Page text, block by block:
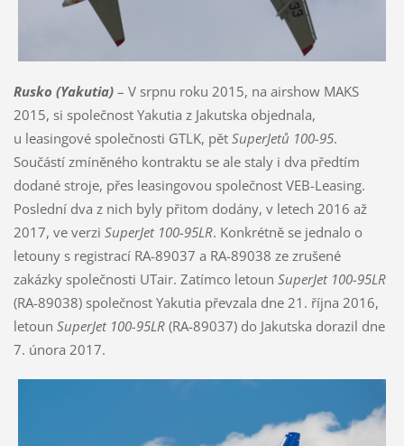
Rusko (Yakutia)– V srpnu roku 2015, na airshow MAKS
2015, si společnost Yakutia z Jakutska objednala,
u leasingové společnosti GTLK, pět SuperJetů 100-95.
Součástí zmíněného kontraktu se ale staly i dva předtím
dodané stroje, přes leasingovou společnost VEB-Leasing.
Poslední dva z nich byly přitom dodány, v letech 2016 až
2017, ve verzi SuperJet 100-95LR. Konkrétně se jednalo o
letouny s registrací RA-89037 a RA-89038 ze zrušené
zakázky společnosti UTair. Zatímco letoun SuperJet 100-95LR
(RA-89038) společnost Yakutia převzala dne 21. října 2016,
letoun SuperJet 100-95LR(RA-89037) do Jakutska dorazil dne
7. února 2017.